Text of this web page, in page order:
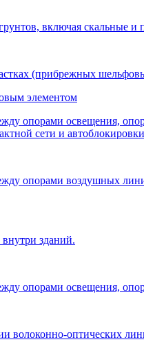
включая скальные
(прибрежных
элементом
опорами освещения,
сети и
опорами воздушных
зданий.
опорами освещения,
волоконно-оптических